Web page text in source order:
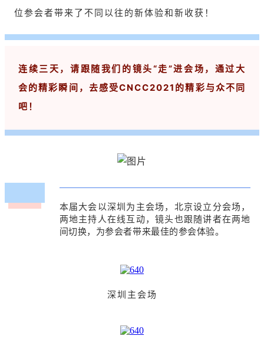
位参会者带来了不同以往的新体验和新收获！
连续三天，请跟随我们的镜头“走”进会场，通过大
会的精彩瞬间，去感受CNCC2021的精彩与众不同
吧！
本届大会以深圳为主会场，北京设立分会场，
两地主持人在线互动，镜头也跟随讲者在两地
间切换，为参会者带来最佳的参会体验。
深圳主会场